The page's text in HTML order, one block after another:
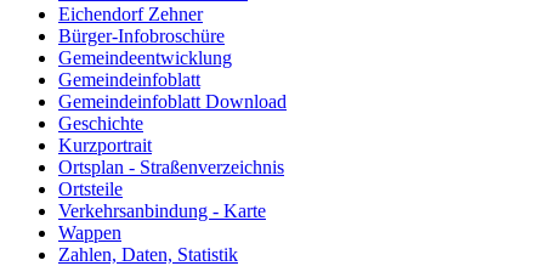
Eichendorf Zehner
Bürger-Infobroschüre
Gemeindeentwicklung
Gemeindeinfoblatt
Gemeindeinfoblatt Download
Geschichte
Kurzportrait
Ortsplan - Straßenverzeichnis
Ortsteile
Verkehrsanbindung - Karte
Wappen
Zahlen, Daten, Statistik